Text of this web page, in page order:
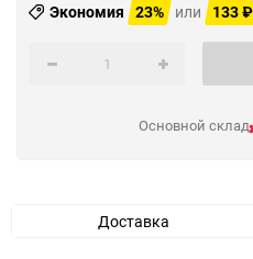
Экономия 23% или 133₽
Основной склад
Доставка